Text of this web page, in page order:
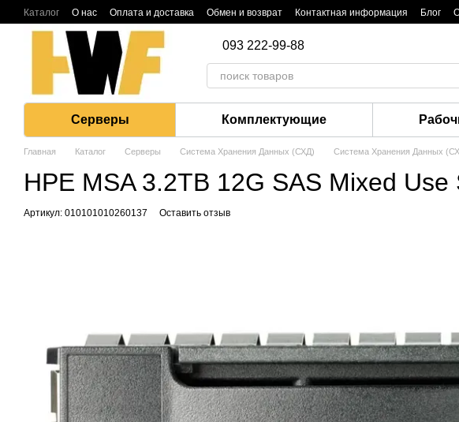
Перейти к основному контенту
Каталог О нас Оплата и доставка Обмен и возврат Контактная информация Блог
093 222-99-88
Серверы Комплектующие
Главная Каталог Серверы Система Хранения Данных (СХД) Система Хранения Данных
HPE MSA 3.2TB 12G SAS Mixed
Артикул: 010101010260137 Оставить отзыв